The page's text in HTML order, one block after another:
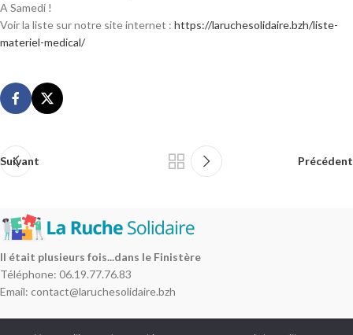
A Samedi !
Voir la liste sur notre site internet : https://laruchesolidaire.bzh/liste-
materiel-medical/
Suivant Précédent
Il était plusieurs fois...dans le Finistère
Téléphone: 06.19.77.76.83
Email: contact@laruchesolidaire.bzh
NOS ACTIONS